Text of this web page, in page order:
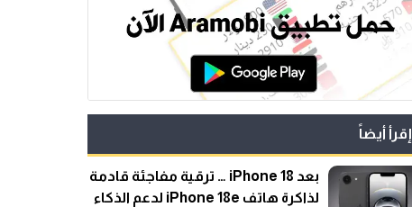
إقرأ أيضاً
بعد iPhone 18 … ترقية مفاجئة قادمة
لذاكرة هاتف iPhone 18e لدعم الذكاء